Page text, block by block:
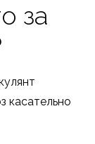
за
касательно